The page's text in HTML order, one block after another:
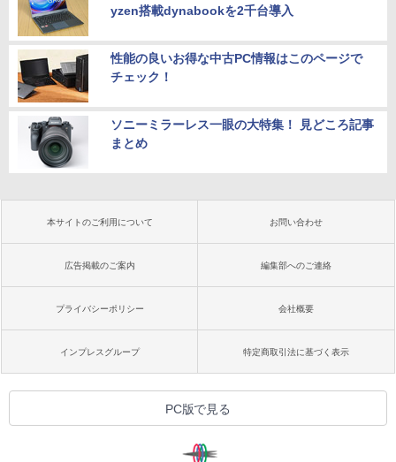
yzen搭載dynabookを2千台導入
性能の良いお得な中古PC情報はこのページで
チェック！
ソニーミラーレス一眼の大特集！ 見どころ記事
まとめ
本サイトのご利用について お問い合わせ
広告掲載のご案内 編集部へのご連絡
プライバシーポリシー 会社概要
インプレスグループ 特定商取引法に基づく表示
PC版で見る